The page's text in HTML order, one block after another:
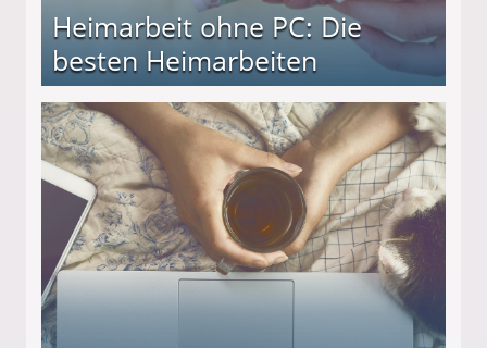
Heimarbeit ohne PC: Die
besten Heimarbeiten